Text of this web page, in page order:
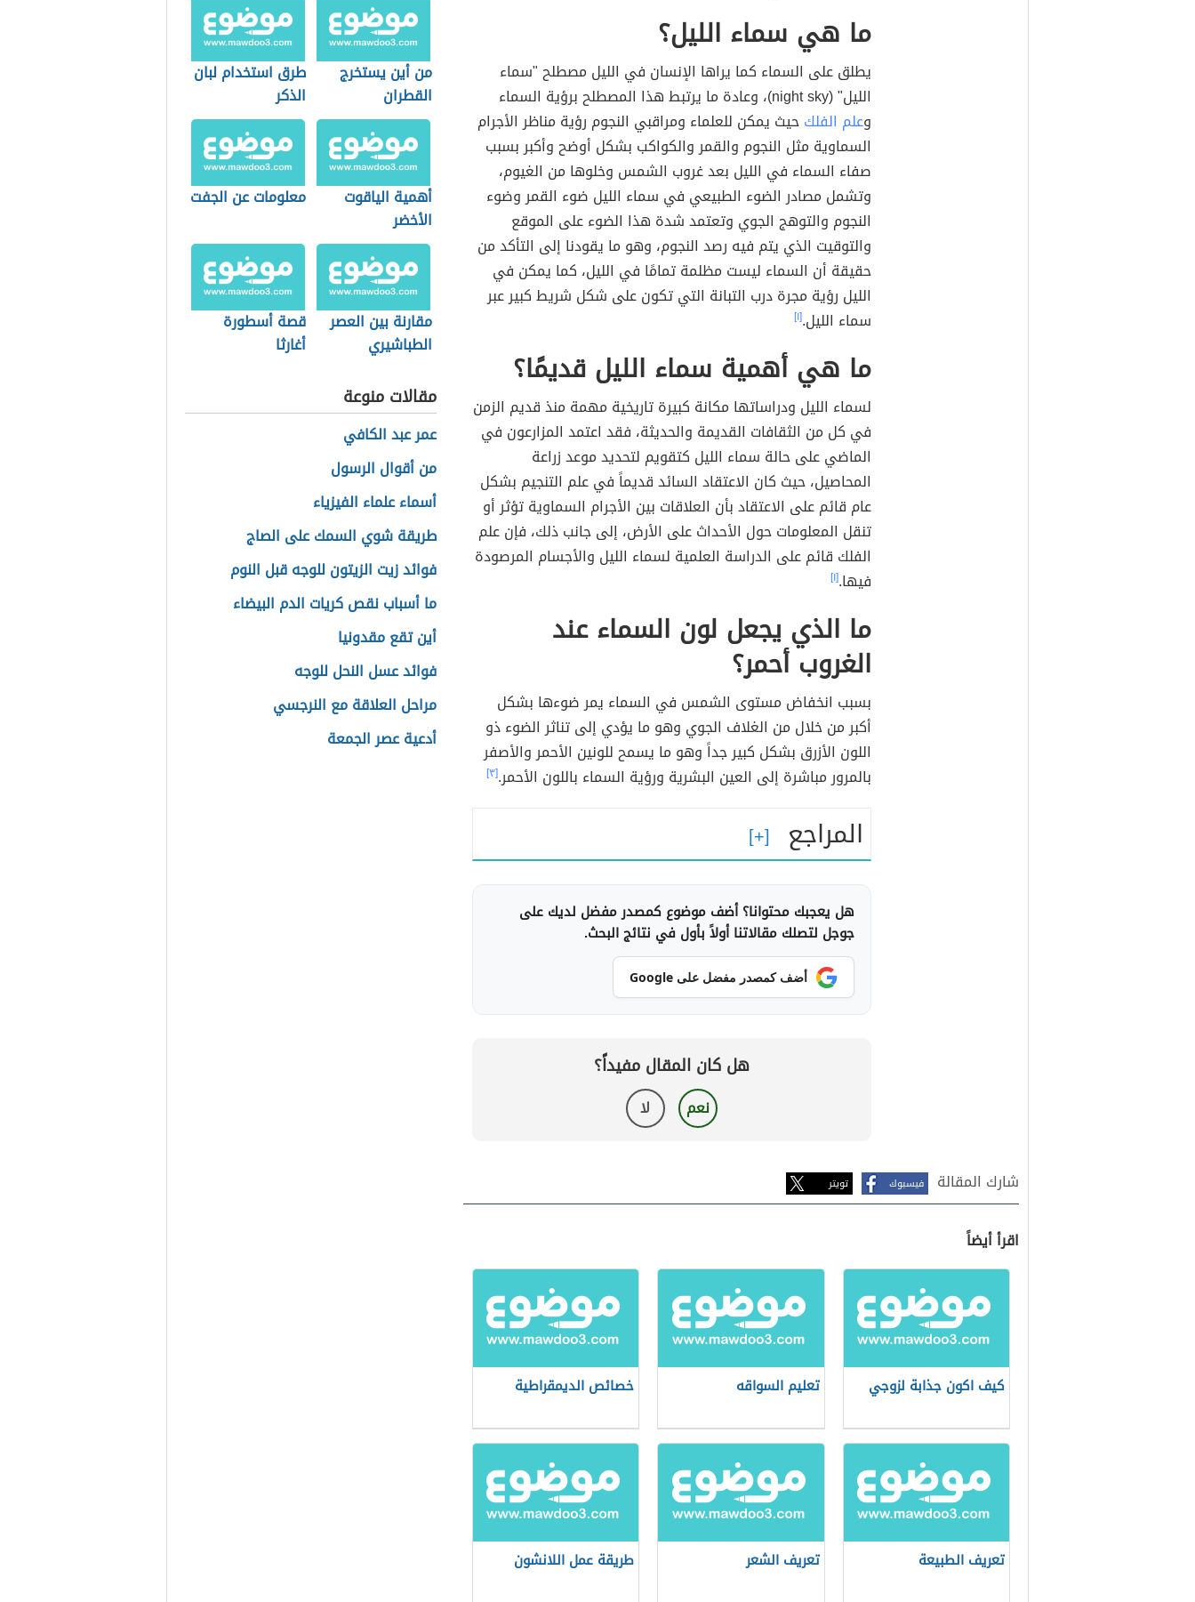
ما هي سماء الليل؟
يطلق على السماء كما يراها الإنسان في الليل مصطلح "سماء
الليل" (night sky)، وعادة ما يرتبط هذا المصطلح برؤية السماء
وعلم الفلكحيث يمكن للعلماء ومراقبي النجوم رؤية مناظر الأجرام
السماوية مثل النجوم والقمر والكواكب بشكل أوضح وأكبر بسبب
صفاء السماء في الليل بعد غروب الشمس وخلوها من الغيوم،
وتشمل مصادر الضوء الطبيعي في سماء الليل ضوء القمر وضوء
النجوم والتوهج الجوي وتعتمد شدة هذا الضوء على الموقع
والتوقيت الذي يتم فيه رصد النجوم، وهو ما يقودنا إلى التأكد من
حقيقة أن السماء ليست مظلمة تمامًا في الليل، كما يمكن في
الليل رؤية مجرة ​​درب التبانة التي تكون على شكل شريط كبير عبر
سماء الليل.[١]
ما هي أهمية سماء الليل قديمًا؟
لسماء الليل ودراساتها مكانة كبيرة تاريخية مهمة منذ قديم الزمن
في كل من الثقافات القديمة والحديثة، فقد اعتمد المزارعون في
الماضي على حالة سماء الليل كتقويم لتحديد موعد زراعة
المحاصيل، حيث كان الاعتقاد السائد قديماً في علم التنجيم بشكل
عام قائم على الاعتقاد بأن العلاقات بين الأجرام السماوية تؤثر أو
تنقل المعلومات حول الأحداث على الأرض، إلى جانب ذلك، فإن علم
الفلك قائم على الدراسة العلمية لسماء الليل والأجسام المرصودة
فيها.[١]
ما الذي يجعل لون السماء عند
الغروب أحمر؟
بسبب انخفاض مستوى الشمس في السماء يمر ضوءها بشكل
أكبر من خلال من الغلاف الجوي وهو ما يؤدي إلى تناثر الضوء ذو
اللون الأزرق بشكل كبير جداً وهو ما يسمح للونين الأحمر والأصفر
بالمرور مباشرة إلى العين البشرية ورؤية السماء باللون الأحمر.[٣]
المراجع
هل يعجبك محتوانا؟ أضف موضوع كمصدر مفضل لديك على
جوجل لتصلك مقالاتنا أولاً بأول في نتائج البحث.
أضف كمصدر مفضل على Google
هل كان المقال مفيداً؟
نعم لا
شارك المقالة فيسبوك تويتر
اقرأ أيضاً
كيف اكون جذابة لزوجي تعليم السواقه خصائص الديمقراطية
تعريف الطبيعة تعريف الشعر طريقة عمل اللانشون
من أين يستخرج
القطران
طرق استخدام لبان
الذكر
أهمية الياقوت
الأخضر
معلومات عن الجفت
مقارنة بين العصر
الطباشيري
قصة أسطورة
أغارثا
مقالات منوعة
عمر عبد الكافي
من أقوال الرسول
أسماء علماء الفيزياء
طريقة شوي السمك على الصاج
فوائد زيت الزيتون للوجه قبل النوم
ما أسباب نقص كريات الدم البيضاء
أين تقع مقدونيا
فوائد عسل النحل للوجه
مراحل العلاقة مع النرجسي
أدعية عصر الجمعة